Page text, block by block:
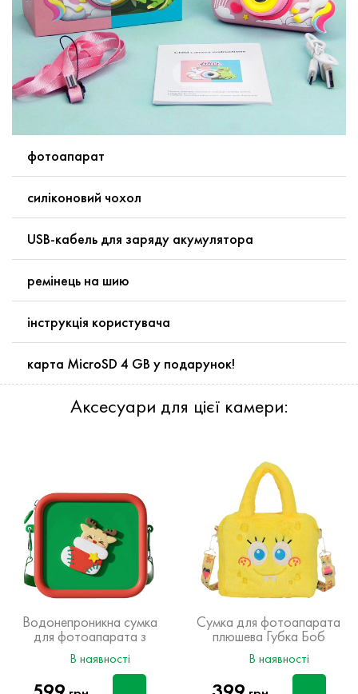
фотоапарат
силіконовий чохол
USB-кабель для заряду акумулятора
ремінець на шию
інструкція користувача
карта MicroSD 4 GB у подарунок!
Аксесуари для цієї камери:
Водонепроникна сумка
для фотоапарата з
Новорічним дизайном
В наявності
Сумка для фотоапарата
плюшева Губка Боб
В наявності